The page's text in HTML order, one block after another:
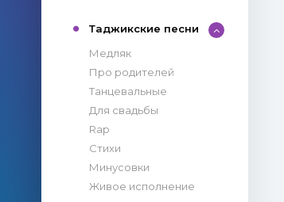
Таджикские песни
Медляк
Про родителей
Танцевальные
Для свадьбы
Rap
Стихи
Минусовки
Живое исполнение